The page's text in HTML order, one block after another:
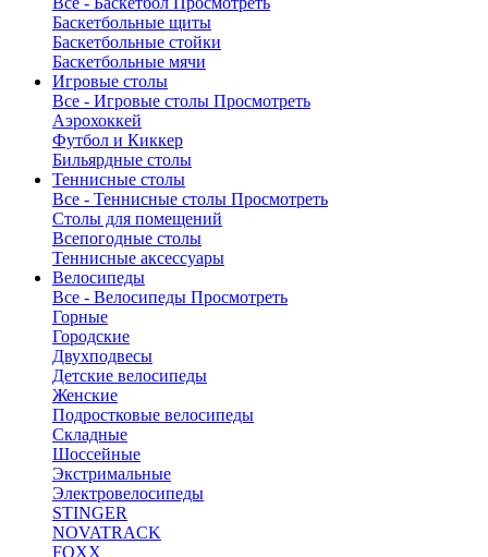
Баскетбольные щиты
Баскетбольные стойки
Баскетбольные мячи
Игровые столы
Все - Игровые столы Просмотреть
Аэрохоккей
Футбол и Киккер
Бильярдные столы
Теннисные столы
Все - Теннисные столы Просмотреть
Столы для помещений
Всепогодные столы
Теннисные аксессуары
Велосипеды
Все - Велосипеды Просмотреть
Горные
Городские
Двухподвесы
Детские велосипеды
Женские
Подростковые велосипеды
Складные
Шоссейные
Экстримальные
Электровелосипеды
STINGER
NOVATRACK
FOXX